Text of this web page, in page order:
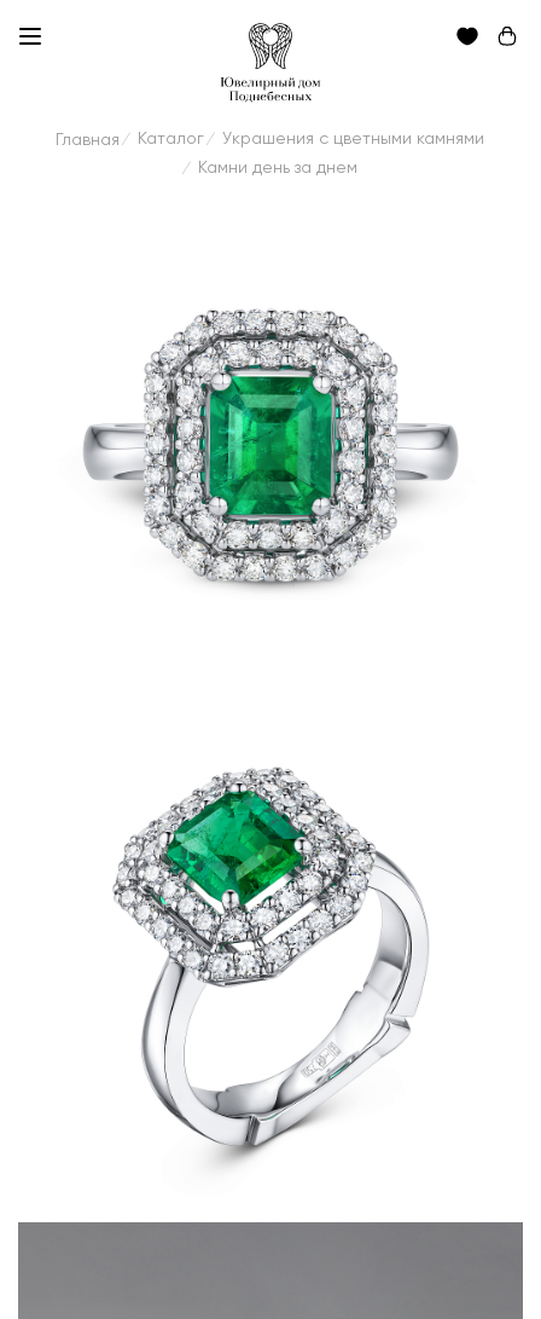
Главная / Каталог / Украшения с цветными камнями
/ Камни день за днем